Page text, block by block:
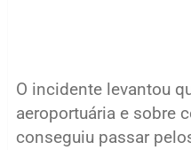
O incidente levantou
aeroportuária e sobre
conseguiu passar